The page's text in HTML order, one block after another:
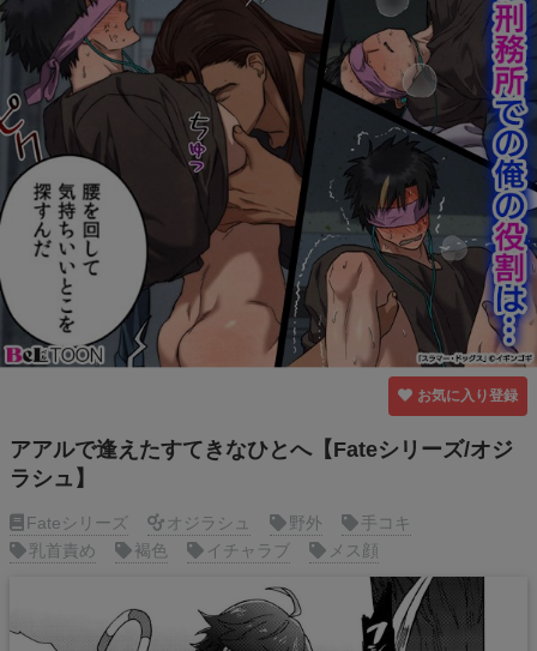
お気に入り登録
アアルで逢えたすてきなひとへ【Fateシリーズ/オジ
ラシュ】
Fateシリーズ オジラシュ 野外
手コキ
乳首責め
褐色 イチャラブ メス顔